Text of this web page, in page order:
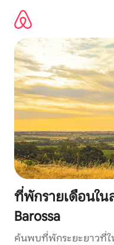
เนื้อหา
ที่พักรายเดือนใ
Barossa
ค้นพบที่พักระยะยาวที่ใ